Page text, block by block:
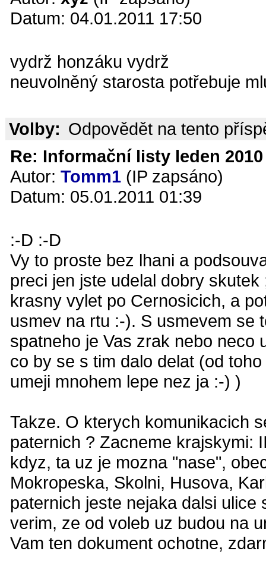
Datum: 04.01.2011 17:50
vydrž honzáku vydrž
neuvolněný starosta potřebuje
Volby: Odpovědět na tento
Re: Informační listy leden
Autor: Tomm1 (IP zapsáno)
Datum: 05.01.2011 01:39
:-D :-D
Vy to proste bez lhani a
preci jen jste udelal dobry
krasny vylet po Cernosicich, a
usmev na rtu :-). S usmevem se
spatneho je Vas zrak nebo neco
co by se s tim dalo delat (od
umeji mnohem lepe nez ja :-) )
Takze. O kterych komunikacich
paternich ? Zacneme krajskymi:
kdyz, ta uz je mozna "nase",
Mokropeska, Skolni, Husova,
paternich jeste nejaka dalsi
verim, ze od voleb uz budou na
Vam ten dokument ochotne,